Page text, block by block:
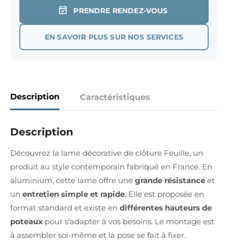
PRENDRE RENDEZ-VOUS
EN SAVOIR PLUS SUR NOS SERVICES
Description Caractéristiques
Description
Découvrez la lame décorative de clôture Feuille, un
produit au style contemporain fabriqué en France. En
aluminium, cette lame offre une grande résistance et
un entretien simple et rapide. Elle est proposée en
format standard et existe en différentes hauteurs de
poteaux pour s'adapter à vos besoins. Le montage est
à assembler soi-même et la pose se fait à fixer.